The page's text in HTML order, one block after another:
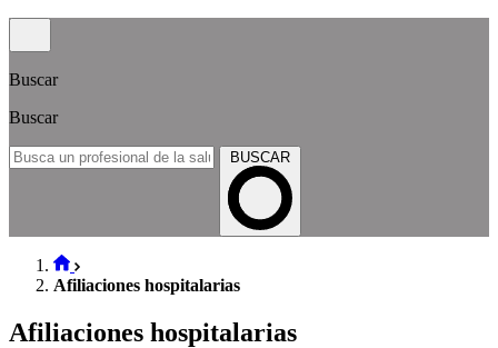
Buscar
Buscar
BUSCAR
Afiliaciones hospitalarias
Afiliaciones hospitalarias